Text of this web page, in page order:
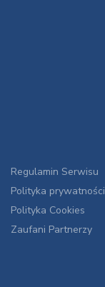
Regulamin Serwisu
Polityka prywatności
Polityka Cookies
Zaufani Partnerzy